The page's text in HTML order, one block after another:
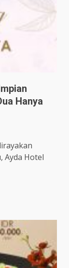
Hanya
Ayda Hotel